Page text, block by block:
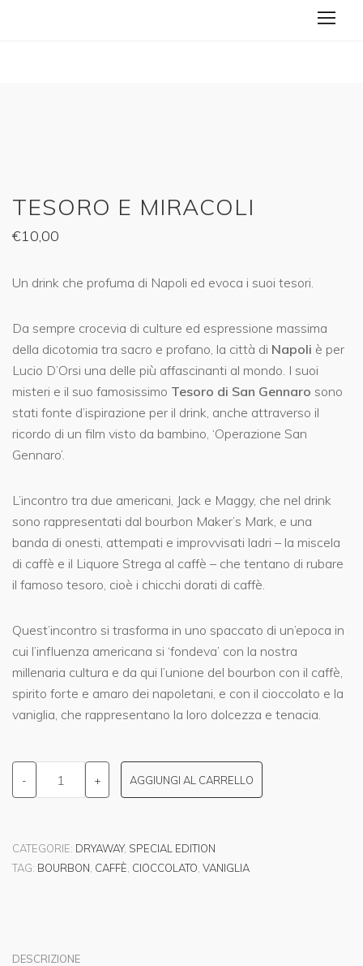
TESORO E MIRACOLI
€10,00
Un drink che profuma di Napoli ed evoca i suoi tesori.
Da sempre crocevia di culture ed espressione massima
della dicotomia tra sacro e profano, la città di Napoli è per
Lucio D’Orsi una delle più affascinanti al mondo. I suoi
misteri e il suo famosissimo Tesoro di San Gennaro sono
stati fonte d’ispirazione per il drink, anche attraverso il
ricordo di un film visto da bambino, ‘Operazione San
Gennaro’.
L’incontro tra due americani, Jack e Maggy, che nel drink
sono rappresentati dal bourbon Maker’s Mark, e una
banda di onesti, attempati e improvvisati ladri – la miscela
di caffè e il Liquore Strega al caffè – che tentano di rubare
il famoso tesoro, cioè i chicchi dorati di caffè.
Quest’incontro si trasforma in uno spaccato di un’epoca in
cui l’influenza americana si ‘fondeva’ con la nostra
millenaria cultura e da qui l’unione del bourbon con il caffè,
spirito forte e amaro dei napoletani, e con il cioccolato e la
vaniglia, che rappresentano la loro dolcezza e tenacia.
- + AGGIUNGI AL CARRELLO
CATEGORIE: DRYAWAY, SPECIAL EDITION
TAG: BOURBON CAFFÈ CIOCCOLATO VANIGLIA
DESCRIZIONE